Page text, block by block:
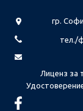
гр.
тел./
Лиценз за